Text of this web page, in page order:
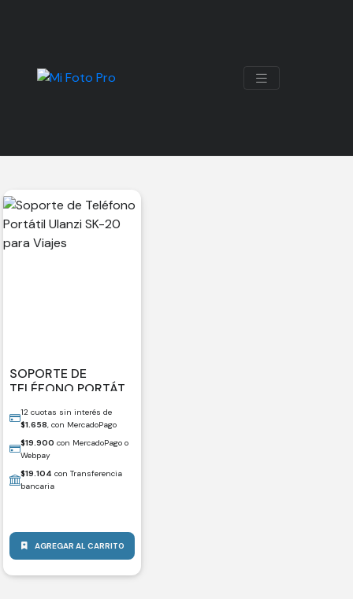
SOPORTE DE
TELÉFONO PORTÁTIL
VIAJES
12 cuotas sin interés de
$1.658, con MercadoPago
$19.900 con MercadoPago o
Webpay
$19.104 con Transferencia
bancaria
AGREGAR AL CARRITO